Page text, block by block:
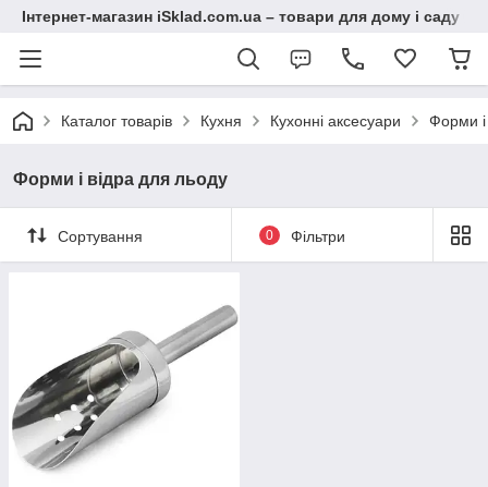
Інтернет-магазин iSklad.com.ua – товари для дому і саду
Каталог товарів Кухня Кухонні аксесуари Форми і
Форми і відра для льоду
Сортування 0 Фільтри